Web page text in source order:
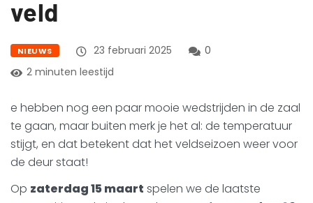
veld
NIEUWS 23 februari 2025
0
2 minuten leestijd
e hebben nog een paar mooie wedstrijden in de zaal
te gaan, maar buiten merk je het al: de temperatuur
stijgt, en dat betekent dat het veldseizoen weer voor
de deur staat!
Op zaterdag 15 maart spelen we de laatste